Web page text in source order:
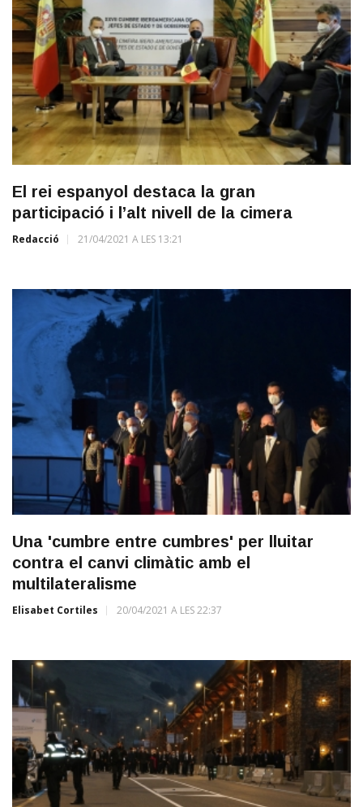
El rei espanyol destaca la gran
participació i l’alt nivell de la cimera
Redacció 21/04/2021 A LES 13:21
Una 'cumbre entre cumbres' per lluitar
contra el canvi climàtic amb el
multilateralisme
Elisabet Cortiles 20/04/2021 A LES 22:37